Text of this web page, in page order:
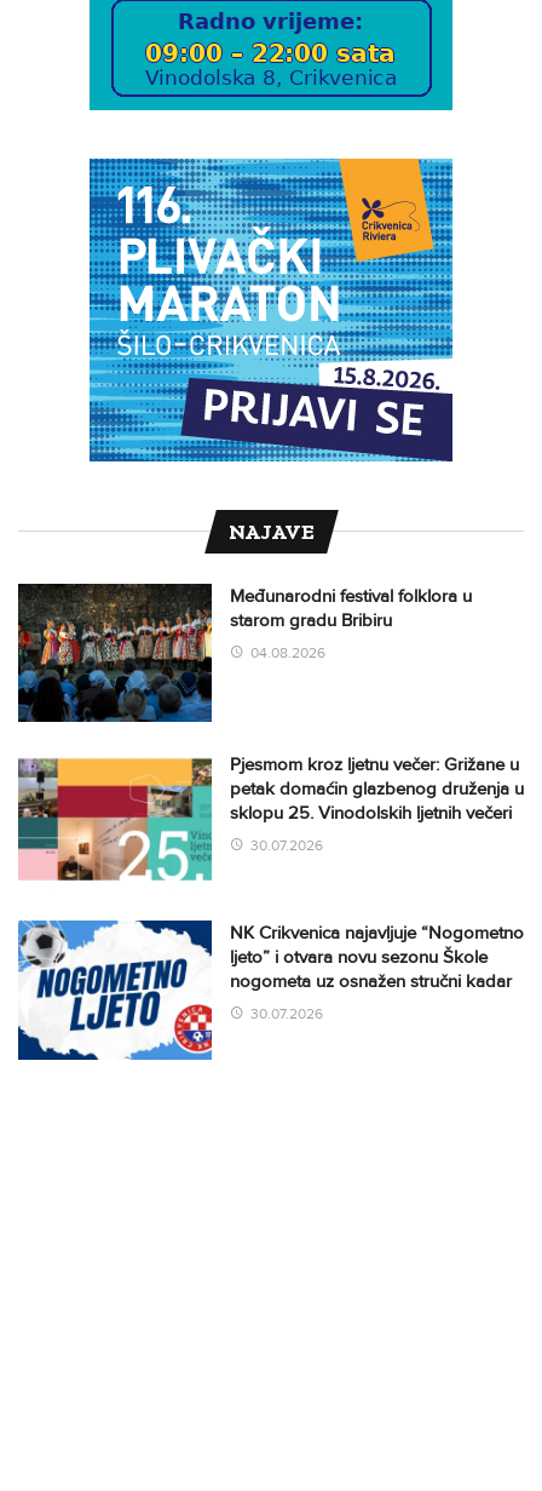
NAJAVE
Međunarodni festival folklora u
starom gradu Bribiru
04.08.2026
Pjesmom kroz ljetnu večer: Grižane u
petak domaćin glazbenog druženja u
sklopu 25. Vinodolskih ljetnih večeri
30.07.2026
NK Crikvenica najavljuje “Nogometno
ljeto” i otvara novu sezonu Škole
nogometa uz osnažen stručni kadar
30.07.2026